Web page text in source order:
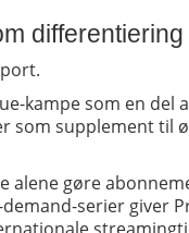
differentiering
kampe som en del
som supplement til
alene gøre
serier giver